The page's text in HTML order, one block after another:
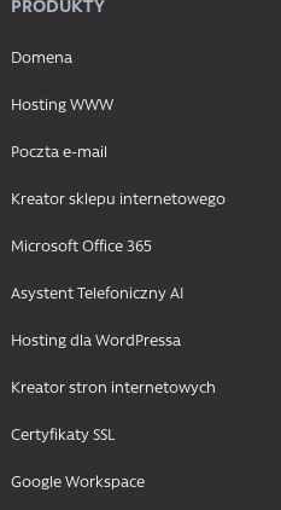
Domena
Hosting WWW
Poczta e-mail
Kreator sklepu internetowego
Microsoft Office 365
Asystent Telefoniczny AI
Hosting dla WordPressa
Kreator stron internetowych
Certyfikaty SSL
Google Workspace